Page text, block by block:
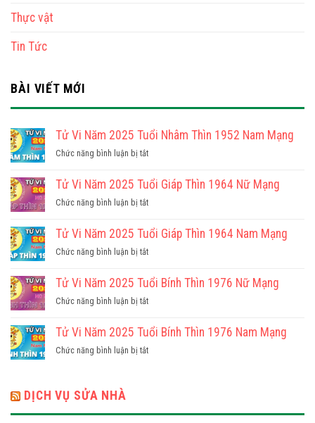
Thực vật
Tin Tức
BÀI VIẾT MỚI
Tử Vi Năm 2025 Tuổi Nhâm Thìn 1952 Nam Mạng
Chức năng bình luận bị tắtở
Vi
2025
Nhâm
Mạng
Tử Vi Năm 2025 Tuổi Giáp Thìn 1964 Nữ Mạng
Chức năng bình luận bị tắtở
Vi
2025
Giáp
Mạng
Tử Vi Năm 2025 Tuổi Giáp Thìn 1964 Nam Mạng
Chức năng bình luận bị tắtở
Vi
2025
Giáp
Tử Vi Năm 2025 Tuổi Bính Thìn 1976 Nữ Mạng
Chức năng bình luận bị tắtở
Vi
2025
Tử Vi Năm 2025 Tuổi Bính Thìn 1976 Nam Mạng
Chức năng bình luận bị tắtở
Tuổi
DỊCH VỤ SỬA NHÀ